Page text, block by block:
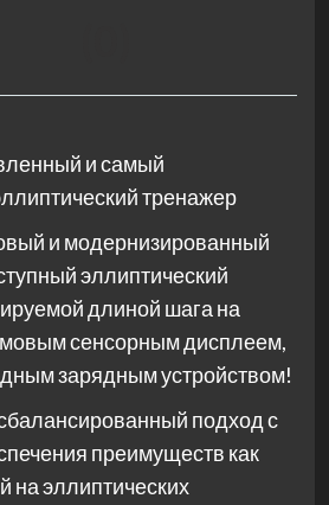
и самый
тренажер
и модернизированный
эллиптический
длиной шага на
сенсорным дисплеем,
зарядным устройством!
подход с
преимуществ как
на эллиптических